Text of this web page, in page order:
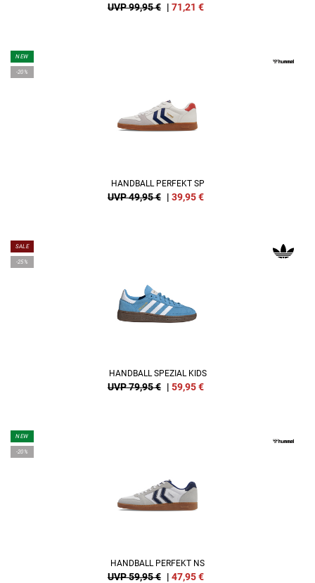
UVP 99,95 € | 71,21 €
NEW
-20%
HANDBALL PERFEKT SP
UVP 49,95 € | 39,95€
SALE
-25%
HANDBALL SPEZIAL KIDS
UVP 79,95 € | 59,95€
NEW
-20%
HANDBALL PERFEKT NS
UVP 59,95 € | 47,95€